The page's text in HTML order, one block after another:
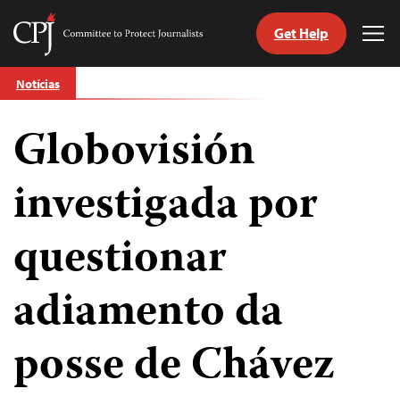
Skip
to
Committee
Journalists
Get Help
Notícias
Globovisión
investigada por
questionar
adiamento da
posse de Chávez